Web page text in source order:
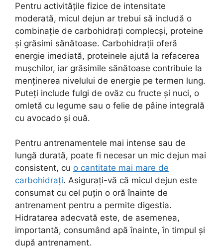
Pentru activitățile fizice de intensitate
moderată, micul dejun ar trebui să includă o
combinație de carbohidrați complecși, proteine
și grăsimi sănătoase. Carbohidrații oferă
energie imediată, proteinele ajută la refacerea
mușchilor, iar grăsimile sănătoase contribuie la
menținerea nivelului de energie pe termen lung.
Puteți include fulgi de ovăz cu fructe și nuci, o
omletă cu legume sau o felie de pâine integrală
cu avocado și ouă.
Pentru antrenamentele mai intense sau de
lungă durată, poate fi necesar un mic dejun mai
consistent, cu o cantitate mai mare de
carbohidrați. Asigurați-vă că micul dejun este
consumat cu cel puțin o oră înainte de
antrenament pentru a permite digestia.
Hidratarea adecvată este, de asemenea,
importantă, consumând apă înainte, în timpul și
după antrenament.